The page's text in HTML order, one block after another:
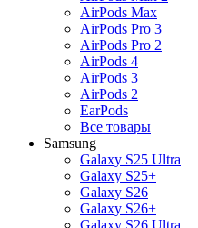
AirPods Max
AirPods Pro 3
AirPods Pro 2
AirPods 4
AirPods 3
AirPods 2
EarPods
Все товары
Samsung
Galaxy S25 Ultra
Galaxy S25+
Galaxy S26
Galaxy S26+
Galaxy S26 Ultra